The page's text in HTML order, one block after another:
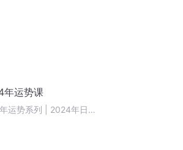
年运势课
运势系列 | 2024年日主